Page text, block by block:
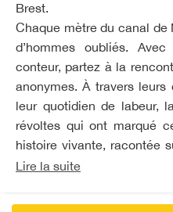
Brest.
Chaque mètre du canal
d’hommes oubliés.
conteur, partez à la
anonymes. À travers
leur quotidien de labeur,
révoltes qui ont marqué
histoire vivante, racontée
Lire la suite